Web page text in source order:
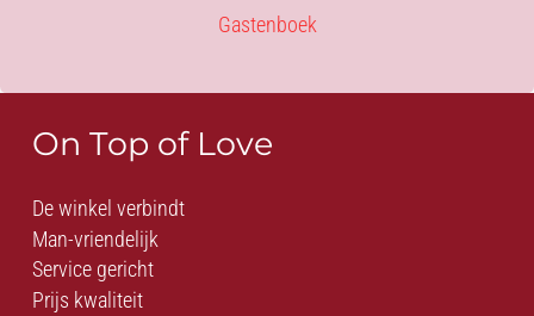
Gastenboek
On Top of Love
De winkel verbindt
Man-vriendelijk
Service gericht
Prijs kwaliteit